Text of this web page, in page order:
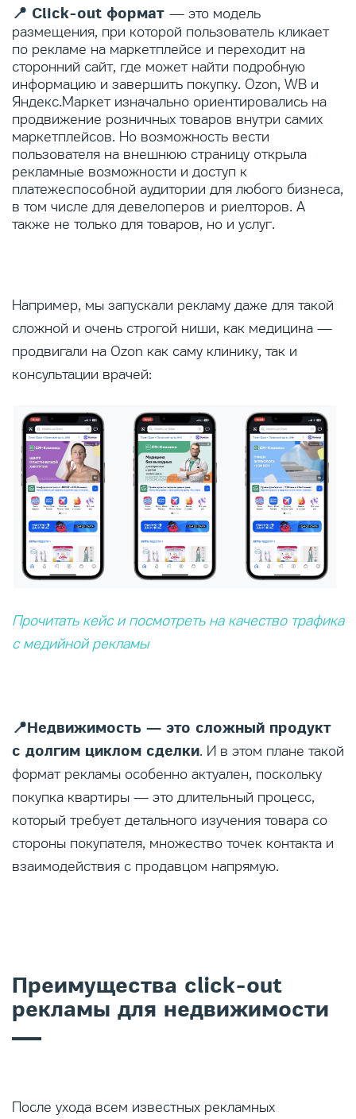
📍 Click-out формат — это модель
размещения, при которой пользователь кликает
по рекламе на маркетплейсе и переходит на
сторонний сайт, где может найти подробную
информацию и завершить покупку. Ozon, WB и
Яндекс.Маркет изначально ориентировались на
продвижение розничных товаров внутри самих
маркетплейсов. Но возможность вести
пользователя на внешнюю страницу открыла
рекламные возможности и доступ к
платежеспособной аудитории для любого бизнеса,
в том числе для девелоперов и риелторов. А
также не только для товаров, но и услуг.
Например, мы запускали рекламу даже для такой
сложной и очень строгой ниши, как медицина —
продвигали на Ozon как саму клинику, так и
консультации врачей:
Прочитать кейс и посмотреть на качество трафика
с медийной рекламы
📍Недвижимость — это сложный продукт
с долгим циклом сделки. И в этом плане такой
формат рекламы особенно актуален, поскольку
покупка квартиры — это длительный процесс,
который требует детального изучения товара со
стороны покупателя, множество точек контакта и
взаимодействия с продавцом напрямую.
Преимущества click-out
рекламы для недвижимости
После ухода всем известных рекламных